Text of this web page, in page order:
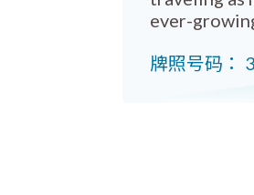
ever-
牌照号码：